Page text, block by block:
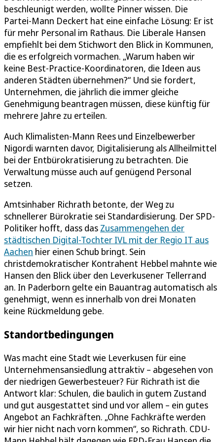
beschleunigt werden, wollte Pinner wissen. Die
Partei-Mann Deckert hat eine einfache Lösung: Er ist
für mehr Personal im Rathaus. Die Liberale Hansen
empfiehlt bei dem Stichwort den Blick in Kommunen,
die es erfolgreich vormachen. „Warum haben wir
keine Best-Practice-Koordinatoren, die Ideen aus
anderen Städten übernehmen?“ Und sie fordert,
Unternehmen, die jährlich die immer gleiche
Genehmigung beantragen müssen, diese künftig für
mehrere Jahre zu erteilen.
Auch Klimalisten-Mann Rees und Einzelbewerber
Nigordi warnten davor, Digitalisierung als Allheilmittel
bei der Entbürokratisierung zu betrachten. Die
Verwaltung müsse auch auf genügend Personal
setzen.
Amtsinhaber Richrath betonte, der Weg zu
schnellerer Bürokratie sei Standardisierung. Der SPD-
Politiker hofft, dass das Zusammengehen der
städtischen Digital-Tochter IVL mit der Regio IT aus
Aachen hier einen Schub bringt. Sein
christdemokratischer Kontrahent Hebbel mahnte wie
Hansen den Blick über den Leverkusener Tellerrand
an. In Paderborn gelte ein Bauantrag automatisch als
genehmigt, wenn es innerhalb von drei Monaten
keine Rückmeldung gebe.
Standortbedingungen
Was macht eine Stadt wie Leverkusen für eine
Unternehmensansiedlung attraktiv – abgesehen von
der niedrigen Gewerbesteuer? Für Richrath ist die
Antwort klar: Schulen, die baulich in gutem Zustand
und gut ausgestattet sind und vor allem – ein gutes
Angebot an Fachkräften. „Ohne Fachkräfte werden
wir hier nicht nach vorn kommen“, so Richrath. CDU-